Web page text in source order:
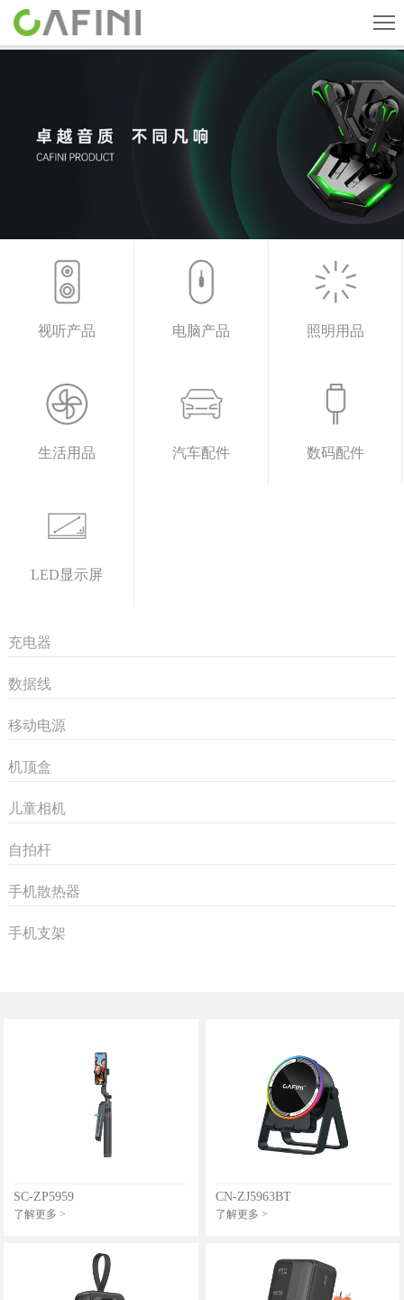
产品中心
人才招聘
联系我们
视听产品 电脑产品 照明用品
生活用品 汽车配件 数码配件
LED显示屏
充电器
数据线
移动电源
机顶盒
儿童相机
自拍杆
手机散热器
手机支架
SC-ZP5959
了解更多 >
CN-ZJ5963BT
了解更多 >